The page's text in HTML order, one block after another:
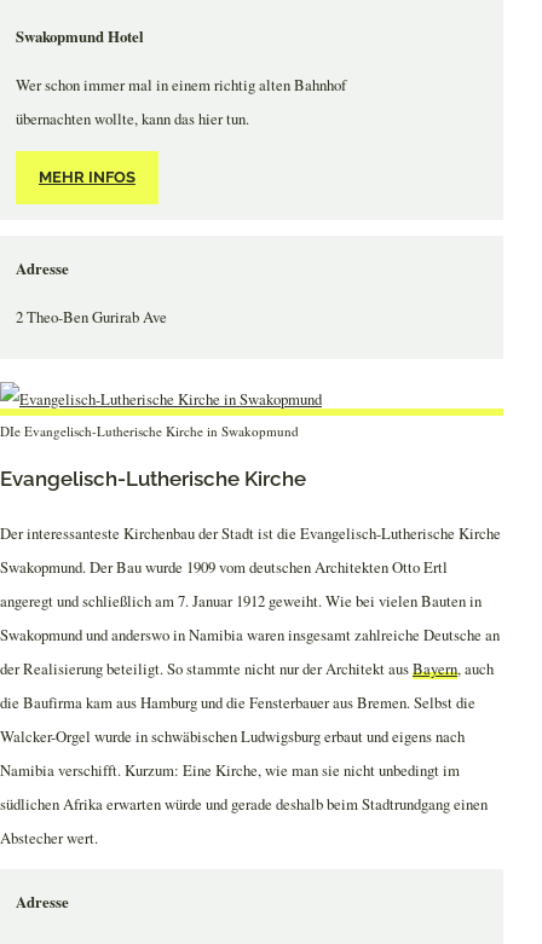
Swakopmund Hotel
Wer schon immer mal in einem richtig alten Bahnhof
übernachten wollte, kann das hier tun.
MEHR INFOS
Adresse
2 Theo-Ben Gurirab Ave
DIe Evangelisch-Lutherische Kirche in Swakopmund
Evangelisch-Lutherische Kirche
Der interessanteste Kirchenbau der Stadt ist die Evangelisch-Lutherische Kirche
Swakopmund. Der Bau wurde 1909 vom deutschen Architekten Otto Ertl
angeregt und schließlich am 7. Januar 1912 geweiht. Wie bei vielen Bauten in
Swakopmund und anderswo in Namibia waren insgesamt zahlreiche Deutsche an
der Realisierung beteiligt. So stammte nicht nur der Architekt ausBayern, auch
die Baufirma kam aus Hamburg und die Fensterbauer aus Bremen. Selbst die
Walcker-Orgel wurde in schwäbischen Ludwigsburg erbaut und eigens nach
Namibia verschifft. Kurzum: Eine Kirche, wie man sie nicht unbedingt im
südlichen Afrika erwarten würde und gerade deshalb beim Stadtrundgang einen
Abstecher wert.
Adresse